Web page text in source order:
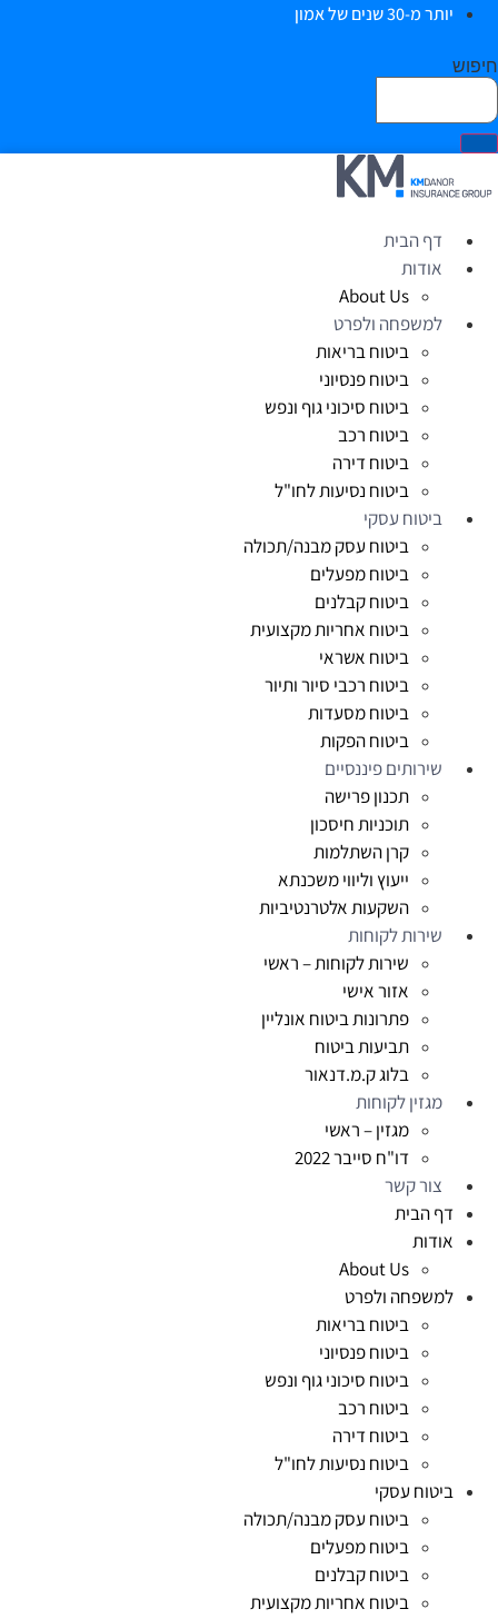
יותר מ-30 שנים של אמון
דף הבית
אודות
About Us
למשפחה ולפרט
ביטוח בריאות
ביטוח פנסיוני
ביטוח סיכוני גוף ונפש
ביטוח רכב
ביטוח דירה
ביטוח נסיעות לחו"ל
ביטוח עסקי
ביטוח עסק מבנה/תכולה
ביטוח מפעלים
ביטוח קבלנים
ביטוח אחריות מקצועית
ביטוח אשראי
ביטוח רכבי סיור ותיור
ביטוח מסעדות
ביטוח הפקות
שירותים פיננסיים
תכנון פרישה
תוכניות חיסכון
קרן השתלמות
ייעוץ וליווי משכנתא
השקעות אלטרנטיביות
שירות לקוחות
שירות לקוחות – ראשי
אזור אישי
פתרונות ביטוח אונליין
תביעות ביטוח
בלוג ק.מ.דנאור
מגזין לקוחות
מגזין – ראשי
דו"ח סייבר 2022
צור קשר
דף הבית
אודות
About Us
למשפחה ולפרט
ביטוח בריאות
ביטוח פנסיוני
ביטוח סיכוני גוף ונפש
ביטוח רכב
ביטוח דירה
ביטוח נסיעות לחו"ל
ביטוח עסקי
ביטוח עסק מבנה/תכולה
ביטוח מפעלים
ביטוח קבלנים
ביטוח אחריות מקצועית